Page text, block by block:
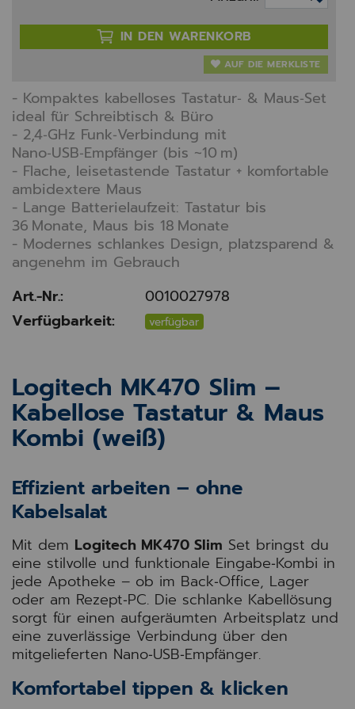
IN DEN WARENKORB
AUF DIE MERKLISTE
- Kompaktes kabelloses Tastatur‑ & Maus‑Set
ideal für Schreibtisch & Büro
- 2,4‑GHz Funk‑Verbindung mit
Nano‑USB‑Empfänger (bis ~10 m)
- Flache, leisetastende Tastatur + komfortable
ambidextere Maus
- Lange Batterielaufzeit: Tastatur bis
36 Monate, Maus bis 18 Monate
- Modernes schlankes Design, platzsparend &
angenehm im Gebrauch
Art.-Nr.:
0010027978
Verfügbarkeit:
verfügbar
Logitech MK470 Slim –
Kabellose Tastatur & Maus
Kombi (weiß)
Effizient arbeiten – ohne
Kabelsalat
Mit dem Logitech MK470 Slim Set bringst du
eine stilvolle und funktionale Eingabe‑Kombi in
jede Apotheke – ob im Back‑Office, Lager
oder am Rezept‑PC. Die schlanke Kabellösung
sorgt für einen aufgeräumten Arbeitsplatz und
eine zuverlässige Verbindung über den
mitgelieferten Nano‑USB‑Empfänger.
Komfortabel tippen & klicken